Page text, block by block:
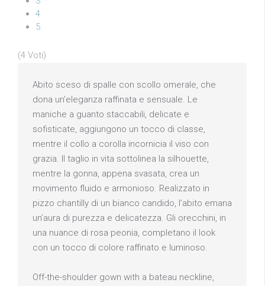
4
5
(4 Voti)
Abito sceso di spalle con scollo omerale, che
dona un’eleganza raffinata e sensuale. Le
maniche a guanto staccabili, delicate e
sofisticate, aggiungono un tocco di classe,
mentre il collo a corolla incornicia il viso con
grazia. Il taglio in vita sottolinea la silhouette,
mentre la gonna, appena svasata, crea un
movimento fluido e armonioso. Realizzato in
pizzo chantilly di un bianco candido, l’abito emana
un’aura di purezza e delicatezza. Gli orecchini, in
una nuance di rosa peonia, completano il look
con un tocco di colore raffinato e luminoso.
Off-the-shoulder gown with a bateau neckline,